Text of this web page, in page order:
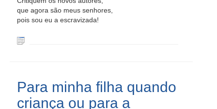
que agora são meus senhores,
pois sou eu a escravizada!
Para minha filha quando
criança ou para a